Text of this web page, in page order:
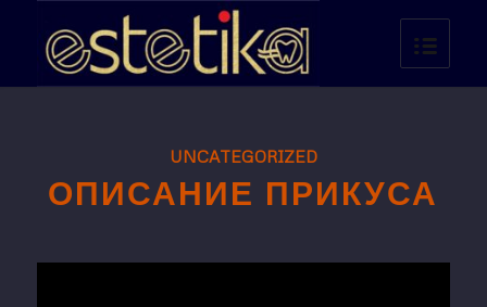
UNCATEGORIZED
ОПИСАНИЕ ПРИКУСА